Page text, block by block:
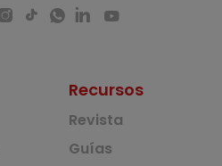
Recursos
Revista
Guías